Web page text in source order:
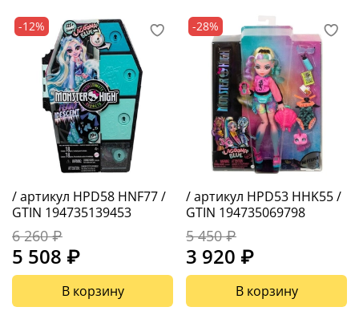
-12%
/ артикул HPD58 HNF77 /
GTIN 194735139453
6 260 ₽
5 508 ₽
В корзину
-28%
/ артикул HPD53 HHK55 /
GTIN 194735069798
5 450 ₽
3 920 ₽
В корзину